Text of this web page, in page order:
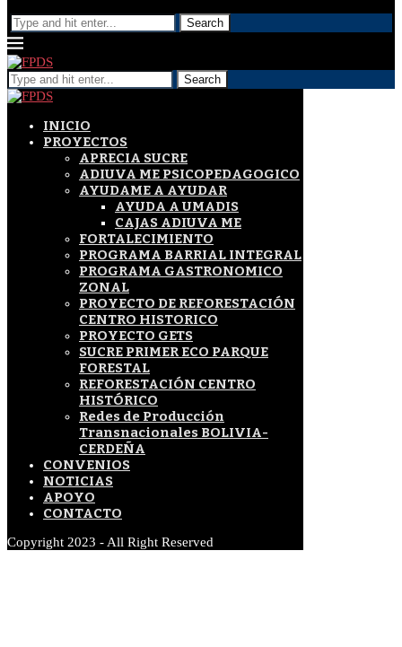
Search
Search
INICIO
PROYECTOS
APRECIA SUCRE
ADIUVA ME PSICOPEDAGOGICO
AYUDAME A AYUDAR
AYUDA A UMADIS
CAJAS ADIUVA ME
FORTALECIMIENTO
PROGRAMA BARRIAL INTEGRAL
PROGRAMA GASTRONOMICO
ZONAL
PROYECTO DE REFORESTACIÓN
CENTRO HISTORICO
PROYECTO GETS
SUCRE PRIMER ECO PARQUE
FORESTAL
REFORESTACIÓN CENTRO
HISTÓRICO
Redes de Producción
Transnacionales BOLIVIA-
CERDEÑA
CONVENIOS
NOTICIAS
APOYO
CONTACTO
Copyright 2023 - All Right Reserved